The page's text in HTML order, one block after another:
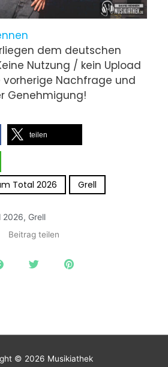
dem deutschen
Nutzung / kein Upload
vorherige Nachfrage und
Genehmigung!
teilen
Total 2026 Grell
2026, Grell
Beitrag teilen
© 2026 Musikiathek